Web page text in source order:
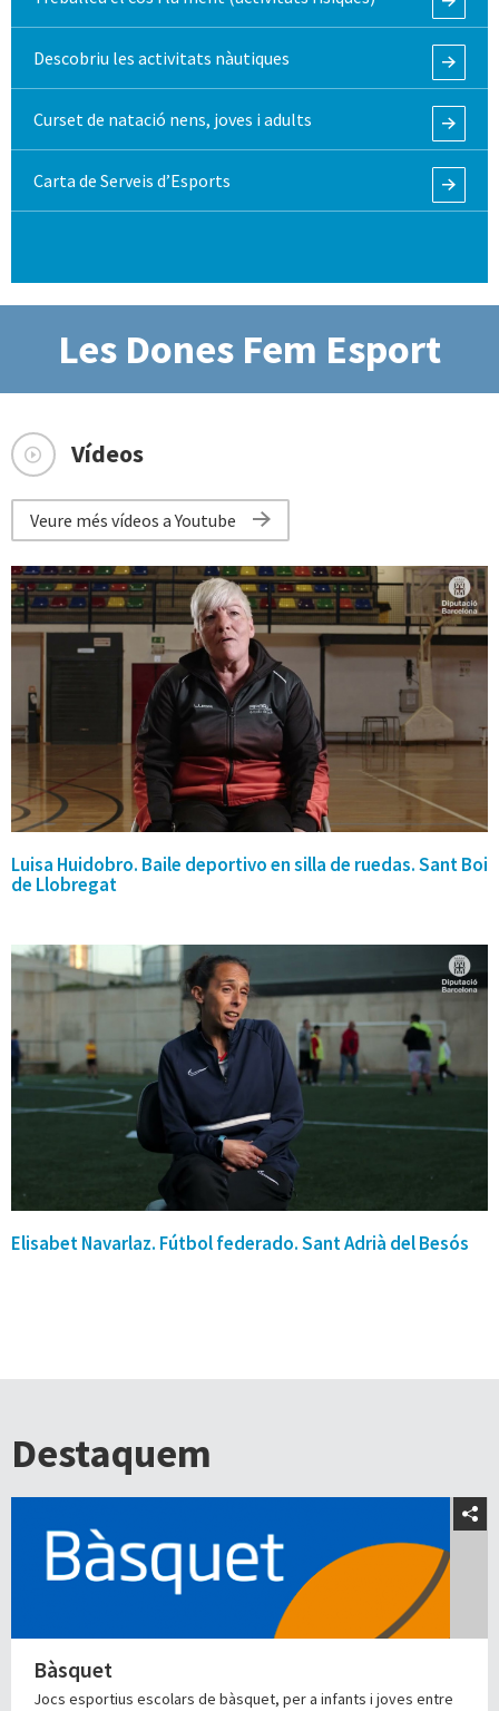
Descobriu les activitats nàutiques
Curset de natació nens, joves i adults
Carta de Serveis d’Esports
Les Dones Fem Esport
Vídeos
Veure més vídeos a Youtube
Luisa Huidobro. Baile deportivo en silla de ruedas. Sant Boi
de Llobregat
Elisabet Navarlaz. Fútbol federado. Sant Adrià del Besós
Destaquem
Bàsquet
Jocs esportius escolars de bàsquet, per a infants i joves entre